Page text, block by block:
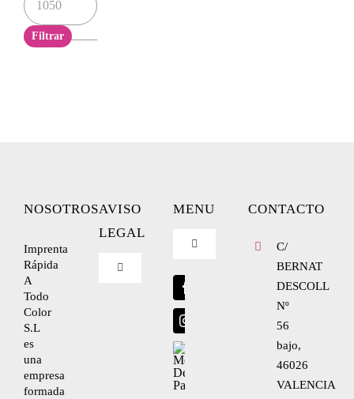
máximo
Filtrar
NOSOTROS
Imprenta
Rápida
A
Todo
Color
S.L
es
una
empresa
formada
AVISO
LEGAL
Toggle
Condiciones de uso
MENU
Toggle
CONTACTO
C/
BERNAT
DESCOLL
Nº
56
bajo,
46026
VALENCIA